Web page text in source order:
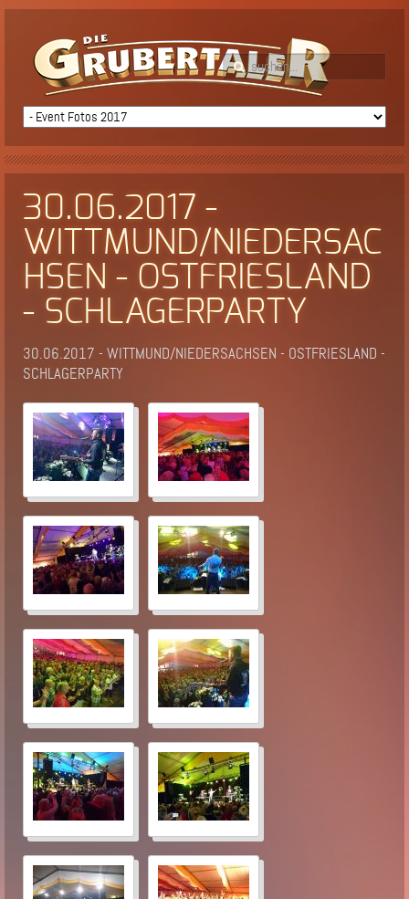
30.06.2017 -
WITTMUND/NIEDERSAC
HSEN - OSTFRIESLAND
- SCHLAGERPARTY
30.06.2017 - WITTMUND/NIEDERSACHSEN - OSTFRIESLAND -
SCHLAGERPARTY